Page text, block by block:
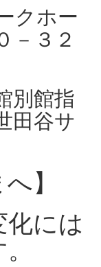
クホー
３２
別館指
田谷サ
】
には